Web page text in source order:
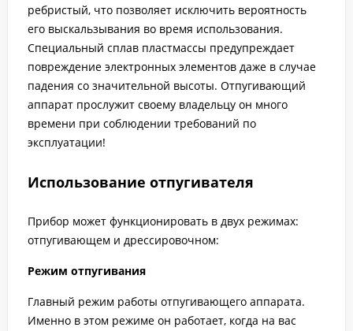
ребристый, что позволяет исключить вероятность
его выскальзывания во время использования.
Специальный сплав пластмассы предупреждает
повреждение электронных элементов даже в случае
падения со значительной высоты. Отпугивающий
аппарат прослужит своему владельцу он много
времени при соблюдении требований по
эксплуатации!
Использование отпугивателя
Прибор может функционировать в двух режимах:
отпугивающем и дрессировочном:
Режим отпугивания
Главный режим работы отпугивающего аппарата.
Именно в этом режиме он работает, когда на вас